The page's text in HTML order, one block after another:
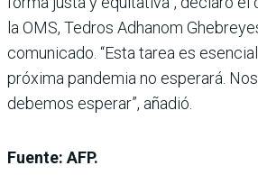
la OMS, Tedros Adhanom
comunicado. “Esta tarea es
próxima pandemia no esperará.
debemos esperar”, añadió.
Fuente: AFP.